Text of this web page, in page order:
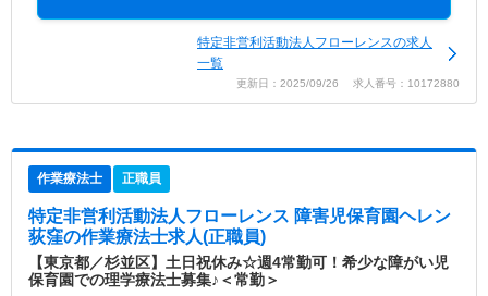
特定非営利活動法人フローレンスの求人
一覧
更新日：2025/09/26 求人番号：10172880
作業療法士 正職員
特定非営利活動法人フローレンス 障害児保育園ヘレン
荻窪の作業療法士求人(正職員)
【東京都／杉並区】土日祝休み☆週4常勤可！希少な障がい児
保育園での理学療法士募集♪＜常勤＞